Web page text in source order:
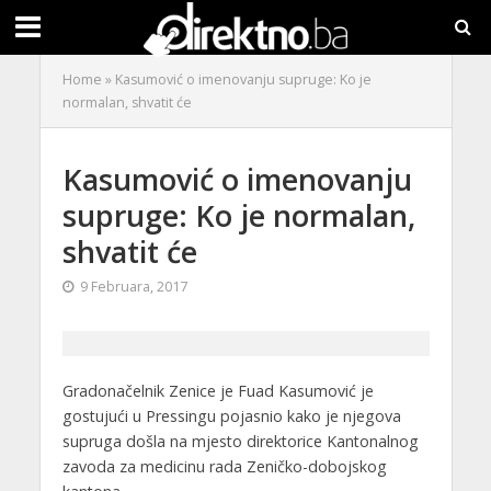
Home » Kasumović o imenovanju supruge: Ko je
normalan, shvatit će
Kasumović o imenovanju
supruge: Ko je normalan,
shvatit će
9 Februara, 2017
Gradonačelnik Zenice je Fuad Kasumović je
gostujući u Pressingu pojasnio kako je njegova
supruga došla na mjesto direktorice Kantonalnog
zavoda za medicinu rada Zeničko-dobojskog